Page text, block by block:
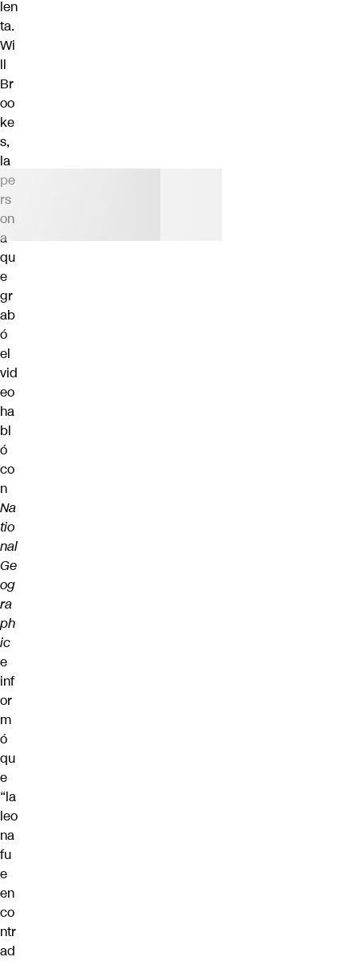
len
ta.
Wi
ll
Br
oo
ke
s,
la
pe
rs
on
a
qu
e
gr
ab
ó
el
vid
eo
ha
bl
ó
co
n
Na
tio
nal
Ge
og
ra
ph
ic
e
inf
or
m
ó
qu
e
“la
leo
na
fu
e
en
co
ntr
ad